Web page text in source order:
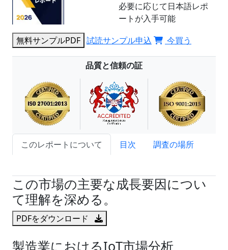
必要に応じて日本語レポ
ートが入手可能
無料サンプルPDF 試読サンプル申込 今買う
品質と信頼の証
このレポートについて 目次
調査の場所
この市場の主要な成長要因につい
て理解を深める。
PDFをダウンロード
製造業におけるIoT市場分析